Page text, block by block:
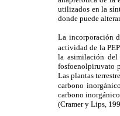
utilizados en la
donde puede
La incorporación
actividad de la
la asimilación
fosfoenolpiruvato
Las plantas
carbono
carbono
(Cramer y Lips,